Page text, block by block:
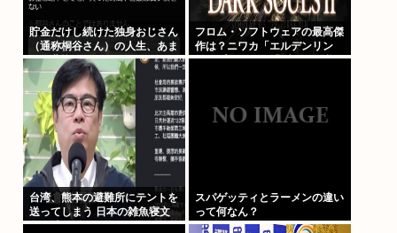
貯金だけし続けた独身おじさん
（通称桐谷さん）の人生、あま
りに悲惨すぎるwww
フロム・ソフトウェアの最高傑
作は？ニワカ「エルデンリン
グ」プレステ厨「ブラボ」逆張
台湾、熊本の避難所にテントを
送ってしまう 日本の雑魚寝文
化を壊すな！
スパゲッティとラーメンの違い
って何なん？